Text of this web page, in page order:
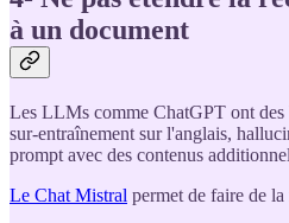
à un document
Les LLMs comme ChatGPT ont des
sur-entraînement sur l'anglais,
prompt avec des contenus
Le Chat Mistral permet de faire de